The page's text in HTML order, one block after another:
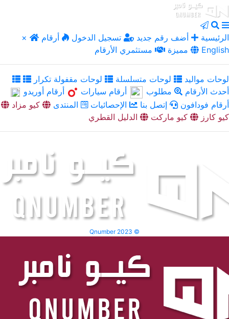
× الرئيسية أضف رقم جديد تسجيل الدخول
أرقام
مميزة
مستثمري الأرقام English
لوحات مواليد لوحات متسلسلة
لوحات مقفولة تكرار
أحدث الأرقام
مطلوب أرقام سيارات
أرقام أوريدو
أرقام فودافون
إتصل بنا الإحصائيات المنتدى
كيو مزاد
كيو كارز
كيو ماركت الدليل القطري
Qnumber 2023 ©